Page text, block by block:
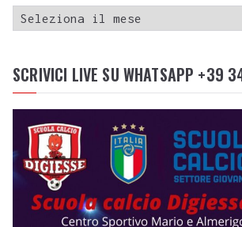
SCRIVICI LIVE SU WHATSAPP +39